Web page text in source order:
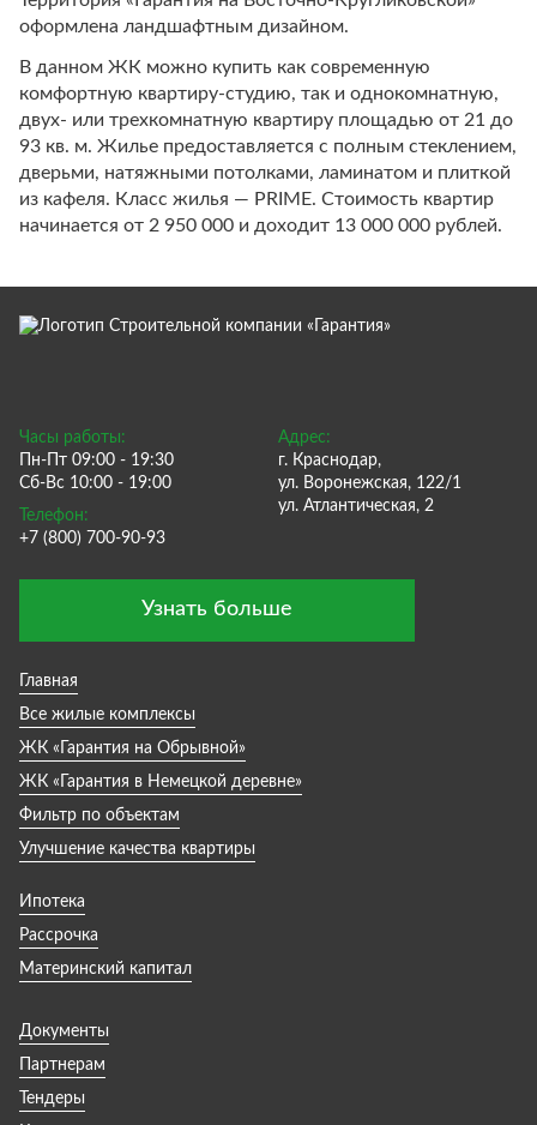
оформлена ландшафтным дизайном.
В данном ЖК можно купить как современную
комфортную квартиру-студию, так и однокомнатную,
двух- или трехкомнатную квартиру площадью от 21 до
93 кв. м. Жилье предоставляется с полным стеклением,
дверьми, натяжными потолками, ламинатом и плиткой
из кафеля. Класс жилья — PRIME. Стоимость квартир
начинается от 2 950 000 и доходит 13 000 000 рублей.
Часы работы:
Пн-Пт 09:00 - 19:30
Сб-Вс 10:00 - 19:00
Телефон:
+7 (800) 700-90-93
Адрес:
г. Краснодар,
ул. Воронежская, 122/1
ул. Атлантическая, 2
Узнать больше
Главная
Все жилые комплексы
ЖК «Гарантия на Обрывной»
ЖК «Гарантия в Немецкой деревне»
Фильтр по объектам
Улучшение качества квартиры
Ипотека
Рассрочка
Материнский капитал
Документы
Партнерам
Тендеры